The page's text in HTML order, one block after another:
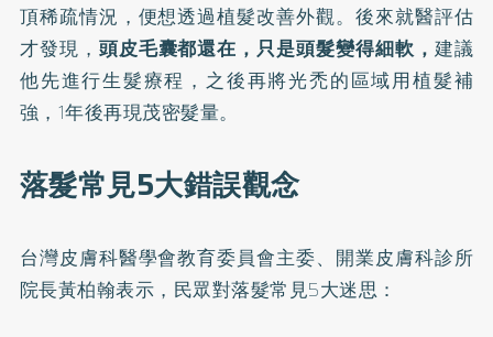
頂稀疏情況，便想透過植髮改善外觀。後來就醫評估
才發現， 頭皮毛囊都還在，只是頭髮變得細軟， 建議
他先進行生髮療程，之後再將光禿的區域用植髮補
強，1年後再現茂密髮量。
落髮常見5大錯誤觀念
台灣皮膚科醫學會教育委員會主委、開業皮膚科診所
院長黃柏翰表示，民眾對落髮常見5大迷思：